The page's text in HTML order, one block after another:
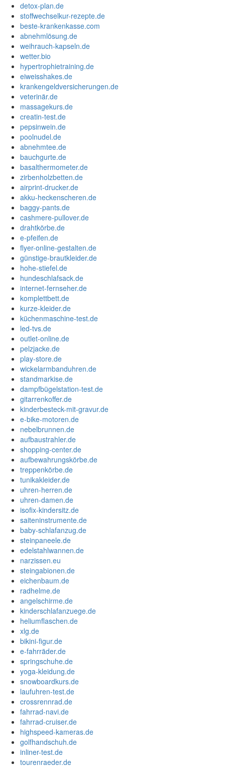
detox-plan.de
stoffwechselkur-rezepte.de
beste-krankenkasse.com
abnehmlösung.de
weihrauch-kapseln.de
wetter.bio
hypertrophietraining.de
eiweisshakes.de
krankengeldversicherungen.de
veterinär.de
massagekurs.de
creatin-test.de
pepsinwein.de
poolnudel.de
abnehmtee.de
bauchgurte.de
basalthermometer.de
zirbenholzbetten.de
airprint-drucker.de
akku-heckenscheren.de
baggy-pants.de
cashmere-pullover.de
drahtkörbe.de
e-pfeifen.de
flyer-online-gestalten.de
günstige-brautkleider.de
hohe-stiefel.de
hundeschlafsack.de
internet-fernseher.de
komplettbett.de
kurze-kleider.de
küchenmaschine-test.de
led-tvs.de
outlet-online.de
pelzjacke.de
play-store.de
wickelarmbanduhren.de
standmarkise.de
dampfbügelstation-test.de
gitarrenkoffer.de
kinderbesteck-mit-gravur.de
e-bike-motoren.de
nebelbrunnen.de
aufbaustrahler.de
shopping-center.de
aufbewahrungskörbe.de
treppenkörbe.de
tunikakleider.de
uhren-herren.de
uhren-damen.de
isofix-kindersitz.de
saiteninstrumente.de
baby-schlafanzug.de
steinpaneele.de
edelstahlwannen.de
narzissen.eu
steingabionen.de
eichenbaum.de
radhelme.de
angelschirme.de
kinderschlafanzuege.de
heliumflaschen.de
xlg.de
bikini-figur.de
e-fahrräder.de
springschuhe.de
yoga-kleidung.de
snowboardkurs.de
laufuhren-test.de
crossrennrad.de
fahrrad-navi.de
fahrrad-cruiser.de
highspeed-kameras.de
golfhandschuh.de
inliner-test.de
tourenraeder.de